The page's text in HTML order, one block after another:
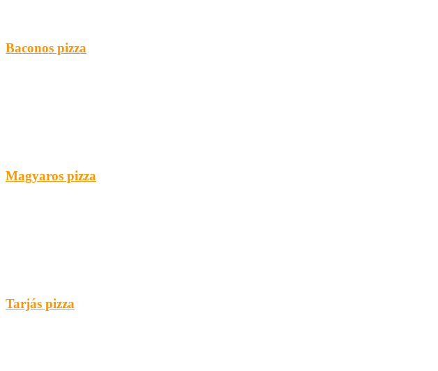
Baconos pizza
Magyaros pizza
Tarjás pizza